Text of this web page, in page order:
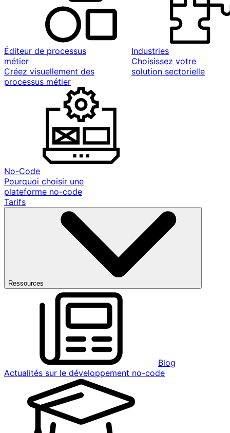
Éditeur de processus
métier
Créez visuellement des
processus métier
Industries
Choisissez votre
solution sectorielle
No-Code
Pourquoi choisir une
plateforme no-code
Tarifs
Ressources
Blog
Actualités sur le développement no-code